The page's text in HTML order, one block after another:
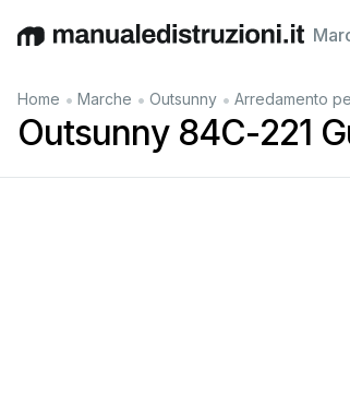
EnglishDeutschEspañol Italiano Français
Home • Marche • Outsunny • Arredamento
Outsunny 84C-221